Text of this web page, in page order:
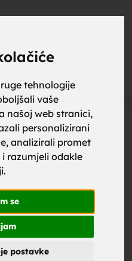
tehnologije
vaše
našoj web stranici,
personalizirani
analizirali promet
razumjeli odakle
se
postavke
za